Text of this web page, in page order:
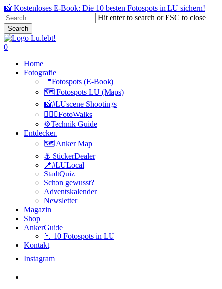
Skip
to
main
content
📸 Kostenloses E-Book: Die 10 besten Fotospots in LU sichern!
Hit enter to search or ESC to close
Search
Close
Search
search
0
Home
Fotografie
📍Fotospots (E-Book)
🗺️ Fotospots LU (Maps)
📸#LUscene Shootings
🚶🏻‍♂️FotoWalks
⚙️Technik Guide
Entdecken
🗺️ Anker Map
⚓️ StickerDealer
📍#LULocal
StadtQuiz
Schon gewusst?
Adventskalender
Newsletter
Magazin
Shop
AnkerGuide
📕 10 Fotospots in LU
Kontakt
Instagram